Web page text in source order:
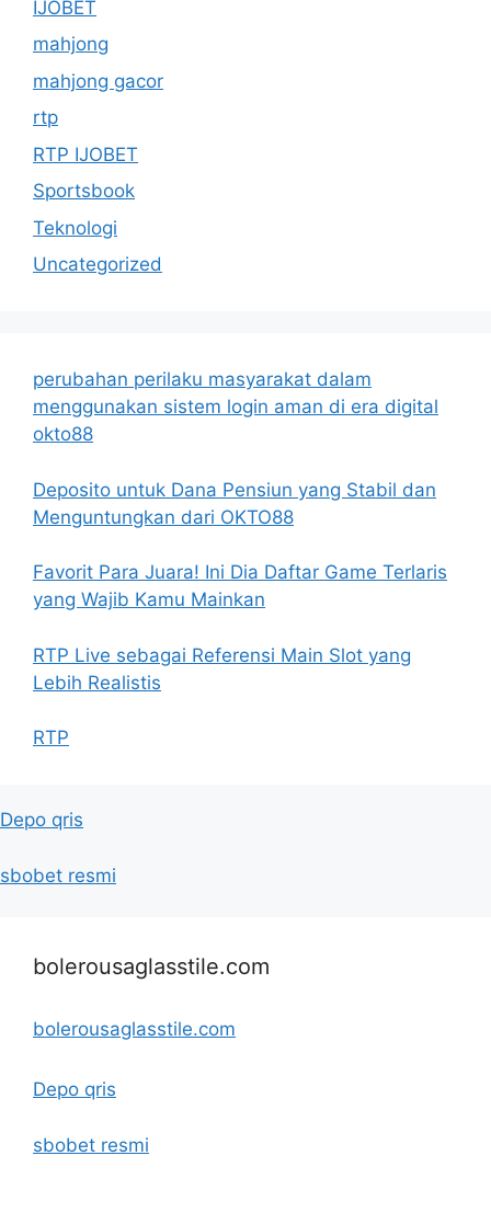
IJOBET
mahjong
mahjong gacor
rtp
RTP IJOBET
Sportsbook
Teknologi
Uncategorized
perubahan perilaku masyarakat dalam
menggunakan sistem login aman di era digital
okto88
Deposito untuk Dana Pensiun yang Stabil dan
Menguntungkan dari OKTO88
Favorit Para Juara! Ini Dia Daftar Game Terlaris
yang Wajib Kamu Mainkan
RTP Live sebagai Referensi Main Slot yang
Lebih Realistis
RTP
Depo qris
sbobet resmi
bolerousaglasstile.com
bolerousaglasstile.com
Depo qris
sbobet resmi